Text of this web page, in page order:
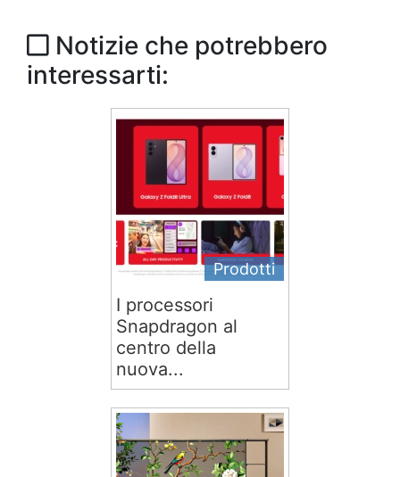
Notizie che potrebbero
interessarti:
Prodotti
I processori
Snapdragon al
centro della
nuova...